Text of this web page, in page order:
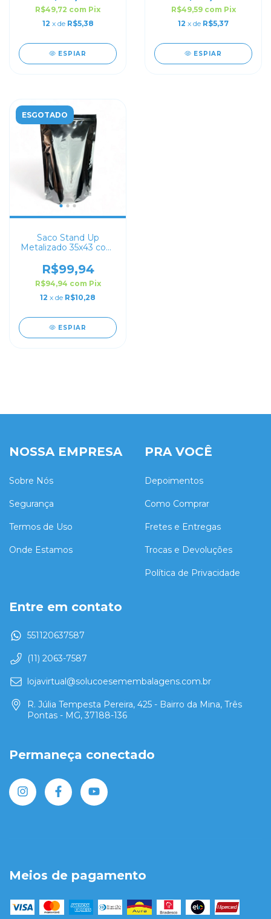
R$49,72 com Pix
12 x de R$5,38
ESPIAR
R$49,59 com Pix
12 x de R$5,37
ESPIAR
ESGOTADO
Saco Stand Up
Metalizado 35x43 com
R$99,94
R$94,94 com Pix
12 x de R$10,28
ESPIAR
NOSSA EMPRESA
Sobre Nós
Segurança
Termos de Uso
Onde Estamos
PRA VOCÊ
Depoimentos
Como Comprar
Fretes e Entregas
Trocas e Devoluções
Política de Privacidade
Entre em contato
551120637587
(11) 2063-7587
lojavirtual@solucoesemembalagens.com.br
R. Júlia Tempesta Pereira, 425 - Bairro da Mina, Três
Pontas - MG, 37188-136
Permaneça conectado
Meios de pagamento